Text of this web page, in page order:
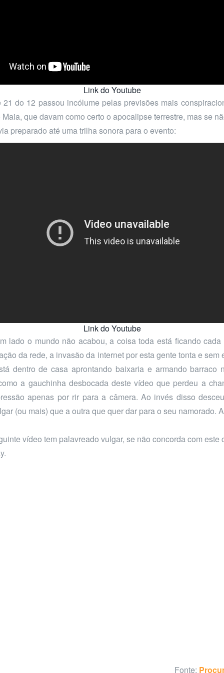
Link do Youtube
do 12 passou incólume pelas previsões mais
que davam como certo o apocalipse terrestre, mas se
preparado até uma trilha sonora para o evento:
Link do Youtube
lado o mundo não acabou, a coisa toda está ficando
da rede, a invasão da internet por esta gente tonta e sem
dentro de casa aprontando baixaria e armando barraco
a gauchinha desbocada deste vídeo que perdeu a
apenas por rir para a câmera. Ao invés disso
(ou mais) que a outra que quer dar para o seu namorado.
vídeo tem palavreado vulgar, se não concorda com este
Fonte: